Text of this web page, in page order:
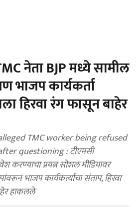
नेता BJP मध्ये सामील
भाजप कार्यकर्ता
हिरवा रंग फासून बाहेर
TMC worker being refused
questioning : टीएमसी
करण्याचा प्रयत्न सोशल मीडियावर
भाजप कार्यकर्त्याचा संताप, हिरवा
हाकलले